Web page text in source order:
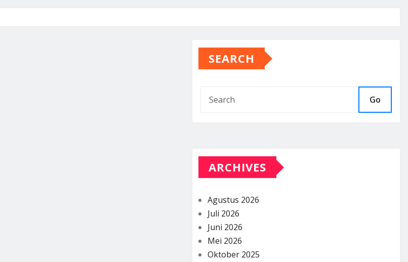
SEARCH
Go
ARCHIVES
Agustus 2026
Juli 2026
Juni 2026
Mei 2026
Oktober 2025